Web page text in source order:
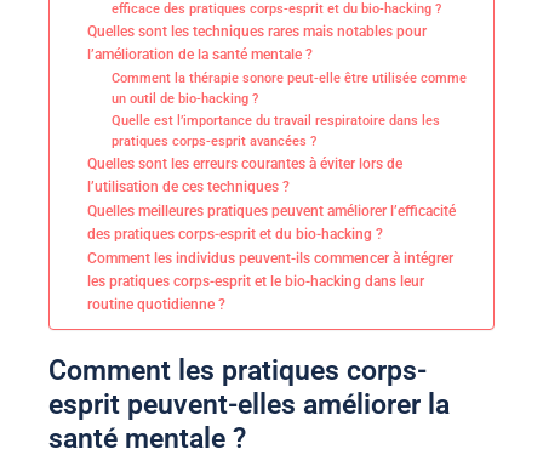
efficace des pratiques corps-esprit et du bio-hacking ?
Quelles sont les techniques rares mais notables pour
l’amélioration de la santé mentale ?
Comment la thérapie sonore peut-elle être utilisée comme
un outil de bio-hacking ?
Quelle est l’importance du travail respiratoire dans les
pratiques corps-esprit avancées ?
Quelles sont les erreurs courantes à éviter lors de
l’utilisation de ces techniques ?
Quelles meilleures pratiques peuvent améliorer l’efficacité
des pratiques corps-esprit et du bio-hacking ?
Comment les individus peuvent-ils commencer à intégrer
les pratiques corps-esprit et le bio-hacking dans leur
routine quotidienne ?
Comment les pratiques corps-
esprit peuvent-elles améliorer la
santé mentale ?